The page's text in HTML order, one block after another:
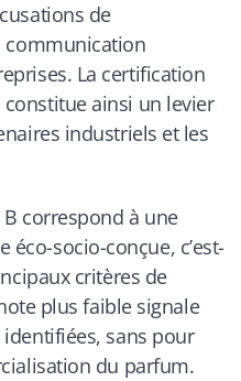
de
communication
La certification
ainsi un levier
industriels et les
correspond à une
socio-conçue, c’est-
critères de
plus faible signale
sans pour
du parfum.